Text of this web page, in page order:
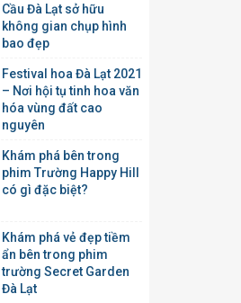
Cầu Đà Lạt sở hữu
không gian chụp hình
bao đẹp
Festival hoa Đà Lạt 2021
– Nơi hội tụ tinh hoa văn
hóa vùng đất cao
nguyên
Khám phá bên trong
phim Trường Happy Hill
có gì đặc biệt?
Khám phá vẻ đẹp tiềm
ẩn bên trong phim
trường Secret Garden
Đà Lạt